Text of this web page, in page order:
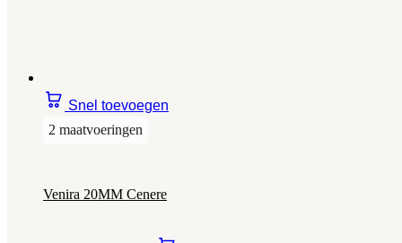
Snel toevoegen
2 maatvoeringen
Venira 20MM Cenere